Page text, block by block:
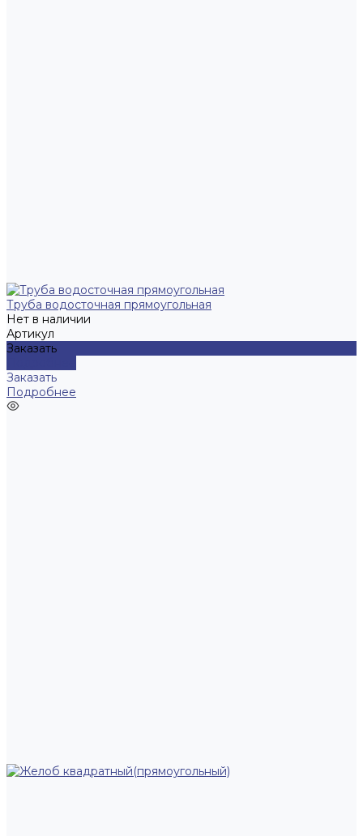
Труба водосточная прямоугольная
Нет в наличии
Артикул
Заказать
Заказать
Подробнее